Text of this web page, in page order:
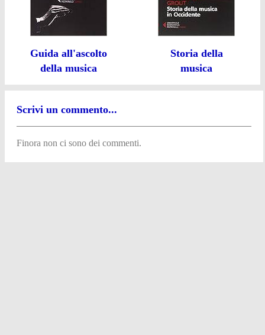
Guida all'ascolto
della musica
Storia della
musica
Scrivi un commento...
Finora non ci sono dei commenti.